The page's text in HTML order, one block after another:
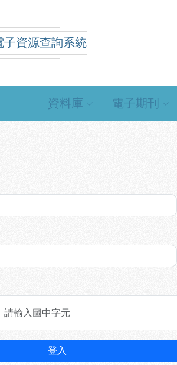
子資源查詢系統
子資源查詢系統
資料庫 電子期刊
登入